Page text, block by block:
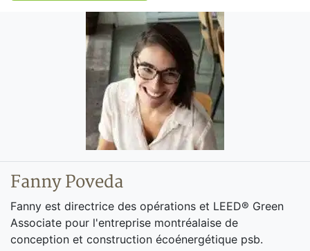
Fanny Poveda
Fanny est directrice des opérations et LEED® Green
Associate pour l'entreprise montréalaise de
conception et construction écoénergétique psb.